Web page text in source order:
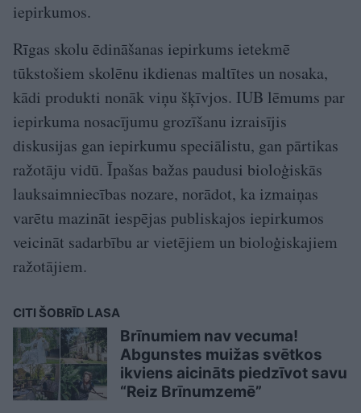
iepirkumos.
Rīgas skolu ēdināšanas iepirkums ietekmē
tūkstošiem skolēnu ikdienas maltītes un nosaka,
kādi produkti nonāk viņu šķīvjos. IUB lēmums par
iepirkuma nosacījumu grozīšanu izraisījis
diskusijas gan iepirkumu speciālistu, gan pārtikas
ražotāju vidū. Īpašas bažas paudusi bioloģiskās
lauksaimniecības nozare, norādot, ka izmaiņas
varētu mazināt iespējas publiskajos iepirkumos
veicināt sadarbību ar vietējiem un bioloģiskajiem
ražotājiem.
CITI ŠOBRĪD LASA
Brīnumiem nav vecuma!
Abgunstes muižas svētkos
ikviens aicināts piedzīvot savu
“Reiz Brīnumzemē”